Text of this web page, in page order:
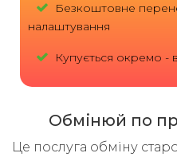
Безкоштовне
налаштування
Купується окремо -
Обмінюй по
Це послуга обміну